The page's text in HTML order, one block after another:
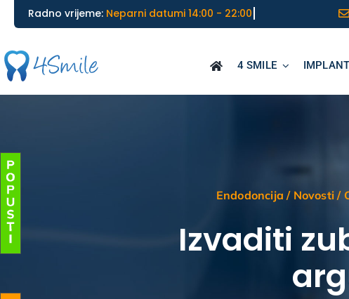
________________________________________Skip
to
Radno vrijeme:
4 SMILE
Endodoncija / Novosti/
Izvaditi